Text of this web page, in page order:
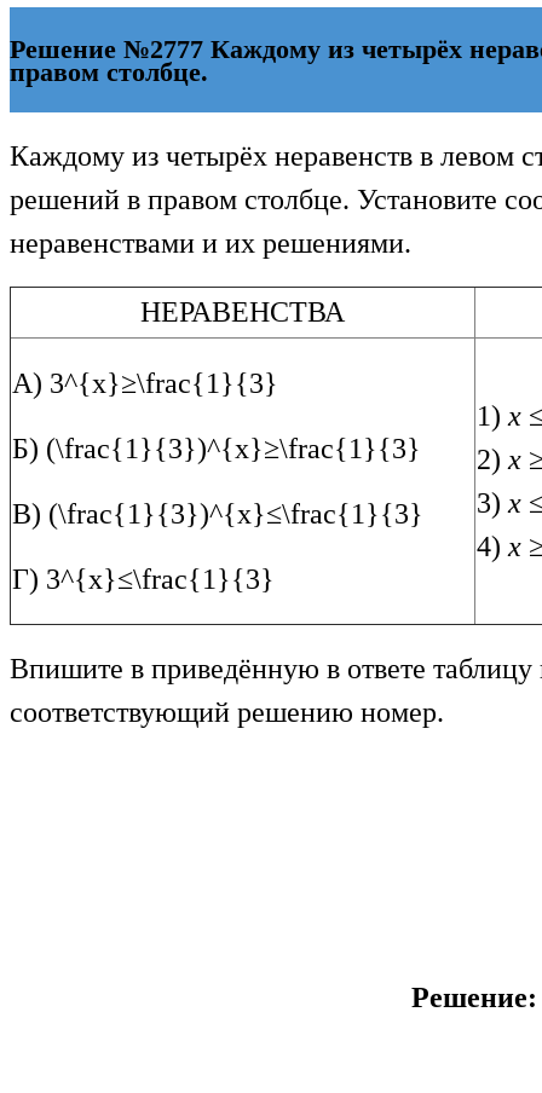
Решение №2777 Каждому из четырёх
правом столбце.
Каждому из четырёх неравенств в левом
решений в правом столбце. Установите
неравенствами и их решениями.
НЕРАВЕНСТВА
А) 3^{x}≥\frac{1}{3}
Б) (\frac{1}{3})^{x}≥\frac{1}{3}
В) (\frac{1}{3})^{x}≤\frac{1}{3}
Г) 3^{x}≤\frac{1}{3}
1)x
2)x
3)x
4)x
Впишите в приведённую в ответе
соответствующий решению номер.
Решение: